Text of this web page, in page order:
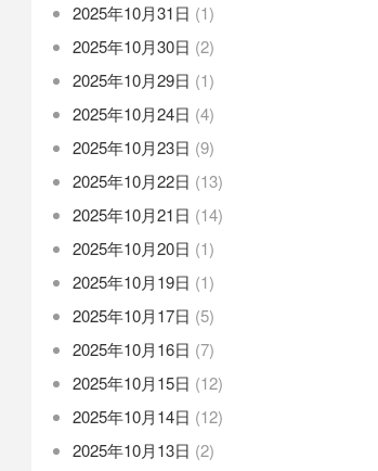
2025年10月31日 (1)
2025年10月30日 (2)
2025年10月29日 (1)
2025年10月24日 (4)
2025年10月23日 (9)
2025年10月22日 (13)
2025年10月21日 (14)
2025年10月20日 (1)
2025年10月19日 (1)
2025年10月17日 (5)
2025年10月16日 (7)
2025年10月15日 (12)
2025年10月14日 (12)
2025年10月13日 (2)